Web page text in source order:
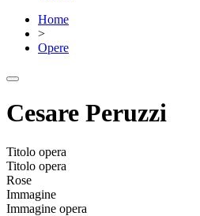
Home
>
Opere
Cesare Peruzzi
Titolo opera
Titolo opera
Rose
Immagine
Immagine opera